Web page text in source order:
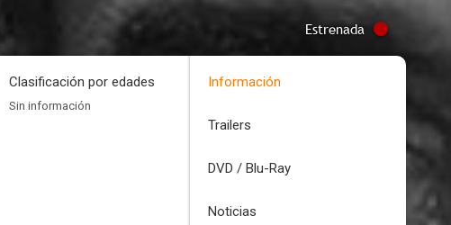
Estrenada
Clasificación por edades
Sin información
Información
Trailers
DVD / Blu-Ray
Noticias